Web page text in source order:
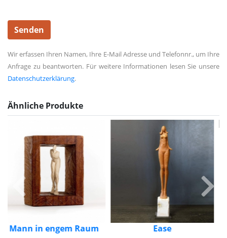
Wir erfassen Ihren Namen, Ihre E-Mail Adresse und Telefonnr., um Ihre
Anfrage zu beantworten. Für weitere Informationen lesen Sie unsere
Datenschutzerklärung.
Ähnliche Produkte
Ease Luv